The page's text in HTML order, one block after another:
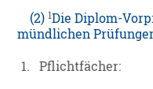
(2)1Die Diplom-
mündlichen
1. Pflichtfächer: